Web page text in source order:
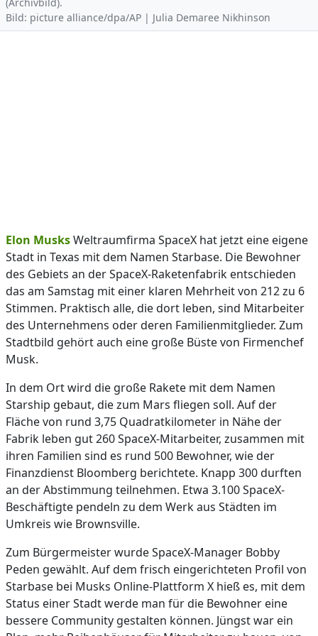
Bild: picture alliance/dpa/AP | Julia Demaree Nikhinson
Elon MusksWeltraumfirma SpaceX hat jetzt eine eigene
Stadt in Texas mit dem Namen Starbase. Die Bewohner
des Gebiets an der SpaceX-Raketenfabrik entschieden
das am Samstag mit einer klaren Mehrheit von 212 zu 6
Stimmen. Praktisch alle, die dort leben, sind Mitarbeiter
des Unternehmens oder deren Familienmitglieder. Zum
Stadtbild gehört auch eine große Büste von Firmenchef
Musk.
In dem Ort wird die große Rakete mit dem Namen
Starship gebaut, die zum Mars fliegen soll. Auf der
Fläche von rund 3,75 Quadratkilometer in Nähe der
Fabrik leben gut 260 SpaceX-Mitarbeiter, zusammen mit
ihren Familien sind es rund 500 Bewohner, wie der
Finanzdienst Bloomberg berichtete. Knapp 300 durften
an der Abstimmung teilnehmen. Etwa 3.100 SpaceX-
Beschäftigte pendeln zu dem Werk aus Städten im
Umkreis wie Brownsville.
Zum Bürgermeister wurde SpaceX-Manager Bobby
Peden gewählt. Auf dem frisch eingerichteten Profil von
Starbase bei Musks Online-Plattform X hieß es, mit dem
Status einer Stadt werde man für die Bewohner eine
bessere Community gestalten können. Jüngst war ein